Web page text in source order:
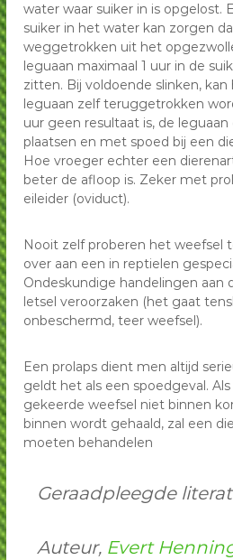
water waar suiker in is opgelost.
suiker in het water kan zorgen
weggetrokken uit het
leguaan maximaal 1 uur in de
zitten. Bij voldoende slinken,
leguaan zelf teruggetrokken
uur geen resultaat is, de
plaatsen en met spoed bij een
Hoe vroeger echter een
beter de afloop is. Zeker met
eileider (oviduct).
Nooit zelf proberen het weefsel
over aan een in reptielen
Ondeskundige handelingen aan
letsel veroorzaken (het gaat
onbeschermd, teer weefsel).
Een prolaps dient men altijd
geldt het als een spoedgeval.
gekeerde weefsel niet binnen
binnen wordt gehaald, zal een
moeten behandelen
Geraadpleegde
Auteur, Evert